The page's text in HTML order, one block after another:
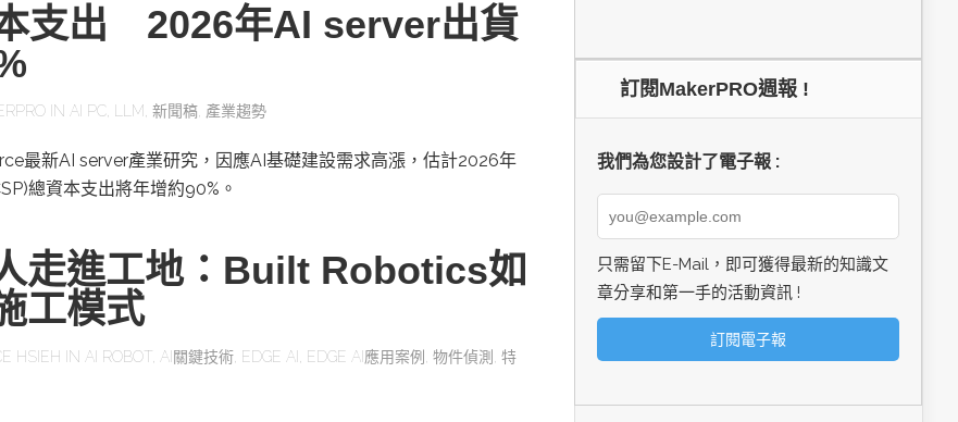
支出 2026年AI server出貨
IN AI PC LLM 新聞稿 產業趨勢
最新AI server產業研究，因應AI基礎建設需求高漲，估計2026年
總資本支出將年增約90%。
走進工地：Built Robotics如
工模式
HSIEH IN AI ROBOT AI關鍵技術 EDGE AI EDGE AI應用案例 物件偵測
特
訂閱MakerPRO週報 !
我們為您設計了電子報 :
只需留下E-Mail，即可獲得最新的知識文
章分享和第一手的活動資訊 !